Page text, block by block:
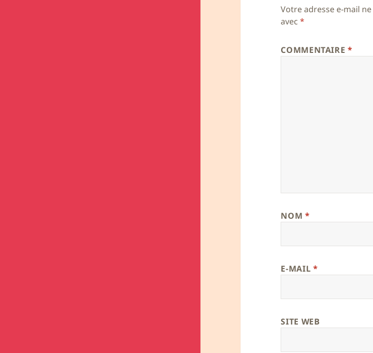
Votre adresse e-mail
avec*
COMMENTAIRE*
NOM *
E-MAIL *
SITE WEB